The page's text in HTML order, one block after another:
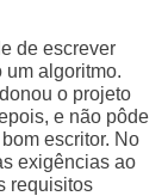
de escrever
um algoritmo.
o projeto
e não pôde
escritor. No
exigências ao
requisitos